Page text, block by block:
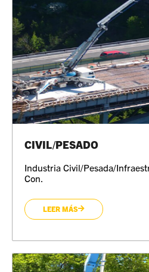
CIVIL/PESADO
Industria Civil/Pesada/
Con.
LEER MÁS